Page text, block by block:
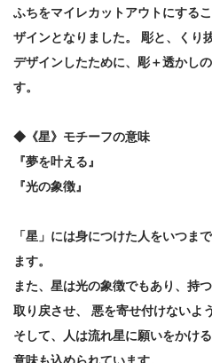
ふちをマイレカットアウトにする
ザインとなりました。 彫と、くり
デザインしたために、彫＋透かし
す。
◆《星》モチーフの意味
『夢を叶える』
『光の象徴』
「星」には身につけた人をいつま
ます。
また、星は光の象徴でもあり、持
取り戻させ、 悪を寄せ付けないよ
そして、人は流れ星に願いをかけ